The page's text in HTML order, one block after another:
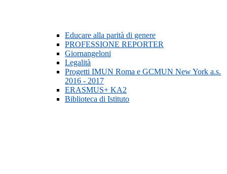
Educare alla parità di genere
PROFESSIONE REPORTER
Giornangeloni
Legalità
Progetti IMUN Roma e GCMUN New York a.s.
2016 - 2017
ERASMUS+ KA2
Biblioteca di Istituto